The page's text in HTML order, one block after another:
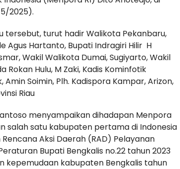
2025).
tersebut, turut hadir Walikota Pekanbaru,
Agus Hartanto, Bupati Indragiri Hilir H
Wakil Walikota Dumai, Sugiyarto, Wakil
Rokan Hulu, M Zaki, Kadis Kominfotik
Amin Soimin, Plh. Kadispora Kampar, Arizon,
Riau
menyampaikan dihadapan Menpora
salah satu kabupaten pertama di Indonesia
Aksi Daerah (RAD) Pelayanan
Bupati Bengkalis no.22 tahun 2023
kepemudaan kabupaten Bengkalis tahun